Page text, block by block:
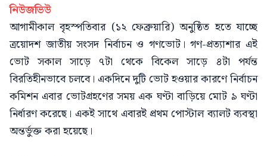
নিউজভিউ
আগামীকাল বৃহস্পতিবার (১২ ফেব্রুয়ারি) অনুষ্ঠিত হতে যাচ্ছে
ত্রয়োদশ জাতীয় সংসদ নির্বাচন ও গণভোট। গণ-প্রত্যাশার এই
ভোট সকাল সাড়ে ৭টা থেকে বিকেল সাড়ে ৪টা পর্যন্ত
বিরতিহীনভাবে চলবে। একদিনে দুটি ভোট হওয়ার কারণে নির্বাচন
কমিশন এবার ভোটগ্রহণের সময় এক ঘণ্টা বাড়িয়ে মোট ৯ ঘণ্টা
নির্ধারণ করেছে। একই সাথে এবারই প্রথম পোস্টাল ব্যালট ব্যবস্থা
অন্তর্ভুক্ত করা হয়েছে।